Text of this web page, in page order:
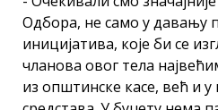
Одбора, не само у давању
иницијатива, које би се
чланова овог тела
из општинске касе, већ и